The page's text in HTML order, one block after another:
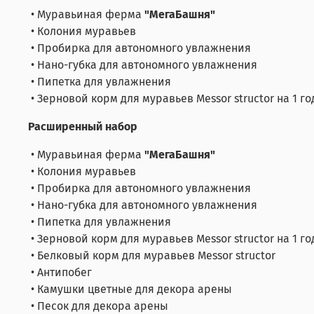
• Муравьиная ферма "МегаБашня"
• Колония муравьев
• Пробирка для автономного увлажнения
• Нано-губка для автономного увлажнения
• Пипетка для увлажнения
• Зерновой корм для муравьев Messor structor на 1
Расширенный набор
• Муравьиная ферма "МегаБашня"
• Колония муравьев
• Пробирка для автономного увлажнения
• Нано-губка для автономного увлажнения
• Пипетка для увлажнения
• Зерновой корм для муравьев Messor structor на 1
• Белковый корм для муравьев Messor structor
• Антипобег
• Камушки цветные для декора арены
• Песок для декора арены